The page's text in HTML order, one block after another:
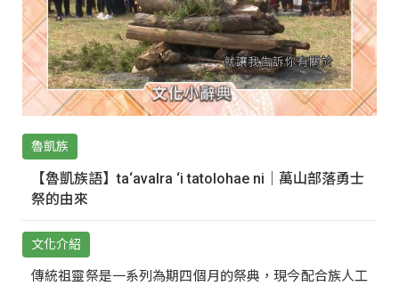
魯凱族
【魯凱族語】ta‘avalra ‘i tatolohae ni｜萬山部落勇士
祭的由來
文化介紹
傳統祖靈祭是一系列為期四個月的祭典，現今配合族人工